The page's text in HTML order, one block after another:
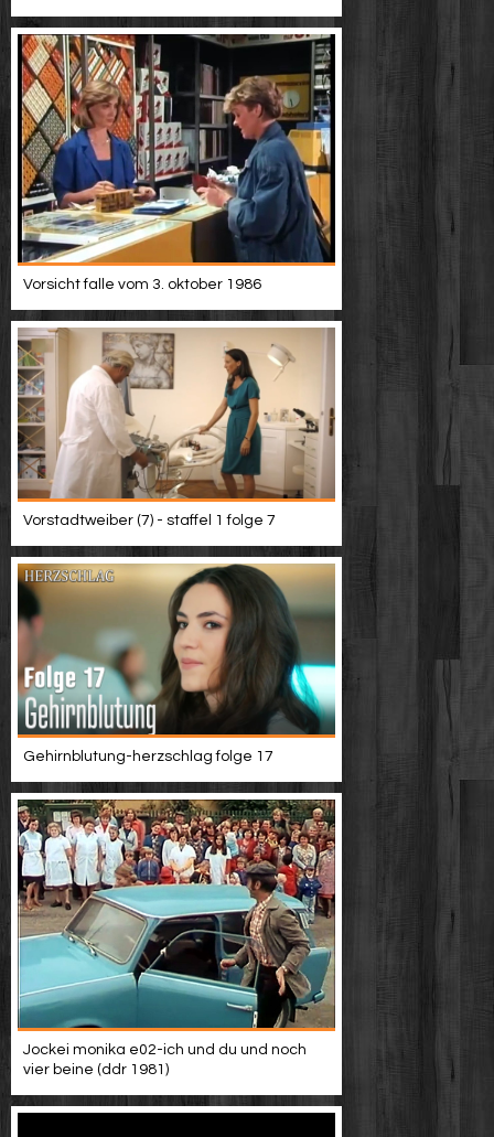
Vorsicht falle vom 3. oktober 1986
Vorstadtweiber (7) - staffel 1 folge 7
Gehirnblutung-herzschlag folge 17
Jockei monika e02-ich und du und noch
vier beine (ddr 1981)